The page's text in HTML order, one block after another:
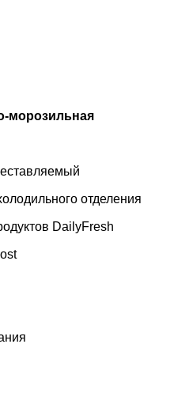
морозильная
отделения
DailyFresh